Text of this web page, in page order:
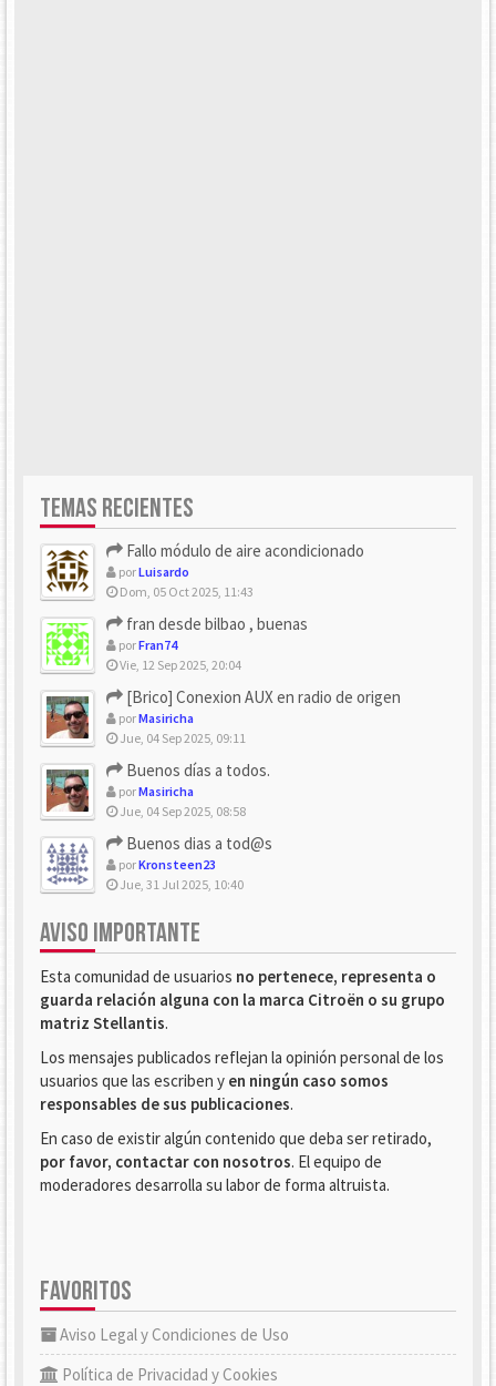
TEMAS RECIENTES
Fallo módulo de aire acondicionado
porLuisardo
Dom, 05 Oct 2025, 11:43
fran desde bilbao , buenas
porFran74
Vie, 12 Sep 2025, 20:04
[Brico] Conexion AUX en radio de origen
porMasiricha
Jue, 04 Sep 2025, 09:11
Buenos días a todos.
porMasiricha
Jue, 04 Sep 2025, 08:58
Buenos dias a tod@s
porKronsteen23
Jue, 31 Jul 2025, 10:40
AVISO IMPORTANTE
Esta comunidad de usuarios no pertenece, representa o
guarda relación alguna con la marca Citroën o su grupo
matriz Stellantis.
Los mensajes publicados reflejan la opinión personal de los
usuarios que las escriben y en ningún caso somos
responsables de sus publicaciones.
En caso de existir algún contenido que deba ser retirado,
por favor, contactar con nosotros. El equipo de
moderadores desarrolla su labor de forma altruista.
FAVORITOS
Aviso Legal y Condiciones de Uso
Política de Privacidad y Cookies